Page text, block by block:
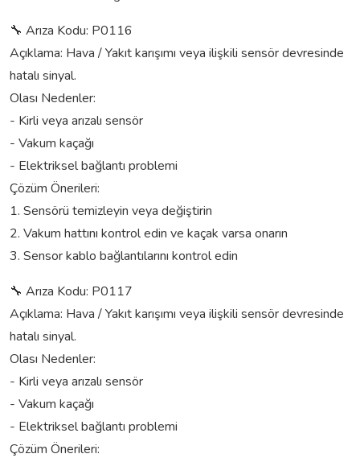
🔧 Arıza Kodu: P0116
Açıklama: Hava / Yakıt karışımı veya ilişkili sensör devresinde
hatalı sinyal.
Olası Nedenler:
- Kirli veya arızalı sensör
- Vakum kaçağı
- Elektriksel bağlantı problemi
Çözüm Önerileri:
1. Sensörü temizleyin veya değiştirin
2. Vakum hattını kontrol edin ve kaçak varsa onarın
3. Sensor kablo bağlantılarını kontrol edin
🔧 Arıza Kodu: P0117
Açıklama: Hava / Yakıt karışımı veya ilişkili sensör devresinde
hatalı sinyal.
Olası Nedenler:
- Kirli veya arızalı sensör
- Vakum kaçağı
- Elektriksel bağlantı problemi
Çözüm Önerileri: